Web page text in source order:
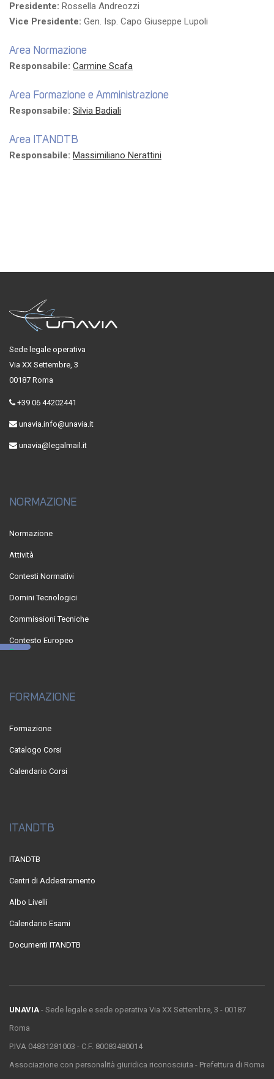
Presidente: Rossella Andreozzi
Vice Presidente: Gen. Isp. Capo Giuseppe Lupoli
Area Normazione
Responsabile: Carmine Scafa
Area Formazione e Amministrazione
Responsabile: Silvia Badiali
Area ITANDTB
Responsabile: Massimiliano Nerattini
Sede legale operativa
Via XX Settembre, 3
00187 Roma
+39 06 44202441
unavia.info@unavia.it
unavia@legalmail.it
NORMAZIONE
Normazione
Attività
Contesti Normativi
Domini Tecnologici
Commissioni Tecniche
Contesto Europeo
FORMAZIONE
Formazione
Catalogo Corsi
Calendario Corsi
ITANDTB
ITANDTB
Centri di Addestramento
Albo Livelli
Calendario Esami
Documenti ITANDTB
UNAVIA - Sede legale e sede operativa Via XX Settembre, 3 - 00187
Roma
P.IVA 04831281003 - C.F. 80083480014
Associazione con personalità giuridica riconosciuta - Prefettura di Roma